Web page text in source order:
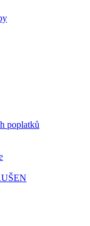
poplatků